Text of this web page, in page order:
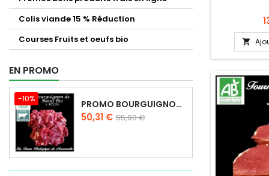
Colis viande 15 % Réduction
Courses Fruits et oeufs bio
EN PROMO
-10% PROMO BOURGUIGNON DE BOEUF D'HERBE 2 KILOS
Prix
50,31 € Prix
55,90 €
direct de
Viande
Normandie
race à
jours à
pouvant
